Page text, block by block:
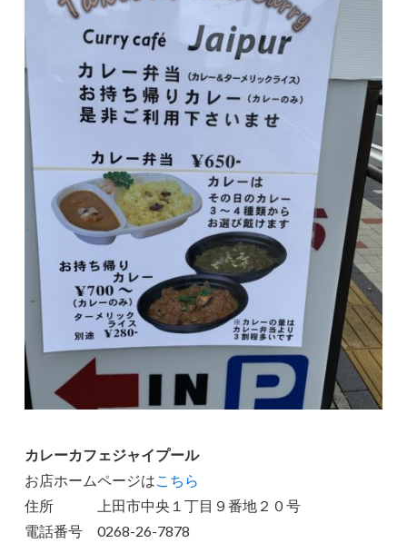
カレーカフェジャイプール
お店ホームページはこちら
住所 上田市中央１丁目９番地２０号
電話番号 0268-26-7878